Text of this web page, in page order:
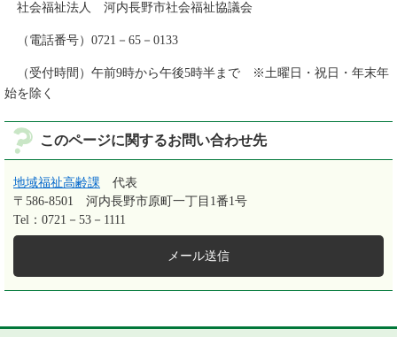
社会福祉法人 河内長野市社会福祉協議会
（電話番号）0721－65－0133
（受付時間）午前9時から午後5時半まで ※土曜日・祝日・年末年
始を除く
このページに関するお問い合わせ先
地域福祉高齢課
代表
〒586-8501
河内長野市原町一丁目1番1号
Tel：0721－53－1111
メール送信